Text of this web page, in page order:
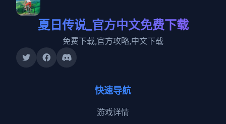
夏日传说_官方中文免费下载
免费下载,官方攻略,中文下载
快速导航
游戏详情